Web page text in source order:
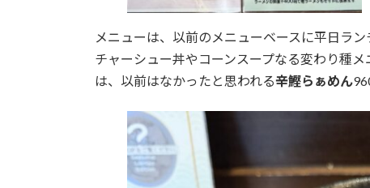
メニューは、以前のメニューベースに平日ラ
チャーシュー丼やコーンスープなる変わり種
は、以前はなかったと思われる辛鰹らぁめん